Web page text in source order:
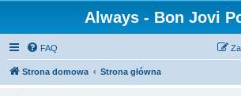
Always - Bon Jovi
FAQ
Strona domowa Strona główna